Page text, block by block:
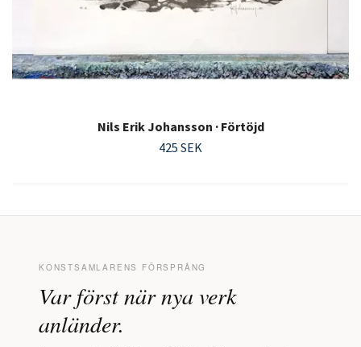
Nils Erik Johansson · Förtöjd
425 SEK
KONSTSAMLARENS FÖRSPRÅNG
Var först när nya verk
anländer.